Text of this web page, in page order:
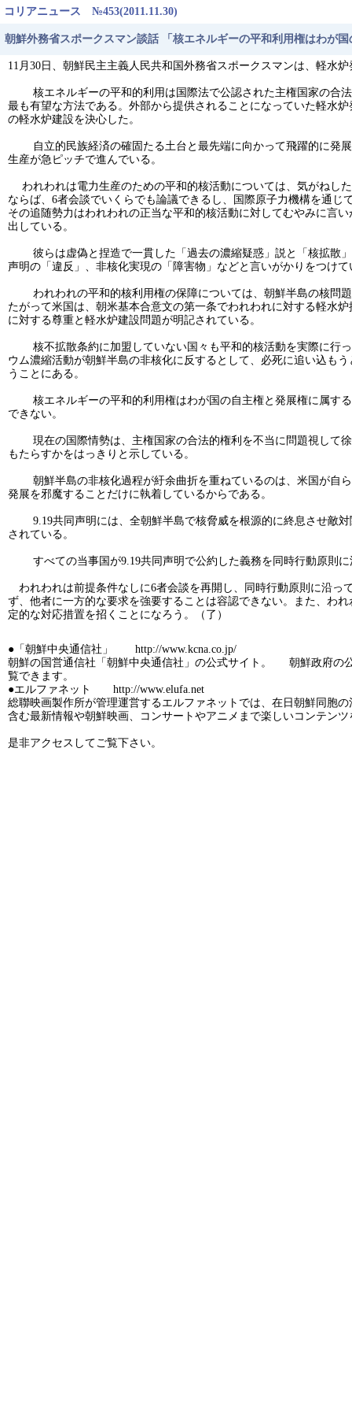
コリアニュース №453(2011.11.30)
朝鮮外務省スポークスマン談話 「核エネルギーの平和利用権はわが
11月30日、朝鮮民主主義人民共和国外務省スポークスマンは、軽水
核エネルギーの平和的利用は国際法で公認された主権国家の合法
最も有望な方法である。外部から提供されることになっていた軽水
の軽水炉建設を決心した。
自立的民族経済の確固たる土台と最先端に向かって飛躍的に発展
生産が急ピッチで進んでいる。
われわれは電力生産のための平和的核活動については、気がねし
ならば、6者会談でいくらでも論議できるし、国際原子力機構を通
その追随勢力はわれわれの正当な平和的核活動に対してむやみに言
出している。
彼らは虚偽と捏造で一貫した「過去の濃縮疑惑」説と「核拡散」
声明の「違反」、非核化実現の「障害物」などと言いがかりをつけて
われわれの平和的核利用権の保障については、朝鮮半島の核問題
たがって米国は、朝米基本合意文の第一条でわれわれに対する軽水
に対する尊重と軽水炉建設問題が明記されている。
核不拡散条約に加盟していない国々も平和的核活動を実際に行っ
ウム濃縮活動が朝鮮半島の非核化に反するとして、必死に追い込も
うことにある。
核エネルギーの平和的利用権はわが国の自主権と発展権に属する
できない。
現在の国際情勢は、主権国家の合法的権利を不当に問題視して徐
もたらすかをはっきりと示している。
朝鮮半島の非核化過程が紆余曲折を重ねているのは、米国が自ら
発展を邪魔することだけに執着しているからである。
9.19共同声明には、全朝鮮半島で核脅威を根源的に終息させ敵対
されている。
すべての当事国が9.19共同声明で公約した義務を同時行動原則に
われわれは前提条件なしに6者会談を再開し、同時行動原則に沿っ
ず、他者に一方的な要求を強要することは容認できない。また、わ
定的な対応措置を招くことになろう。（了）
●「朝鮮中央通信社」 http://www.kcna.co.jp/
朝鮮の国営通信社「朝鮮中央通信社」の公式サイト。 朝鮮政府の
覧できます。
●エルファネット http://www.elufa.net
総聯映画製作所が管理運営するエルファネットでは、在日朝鮮同胞
含む最新情報や朝鮮映画、コンサートやアニメまで楽しいコンテン
是非アクセスしてご覧下さい。